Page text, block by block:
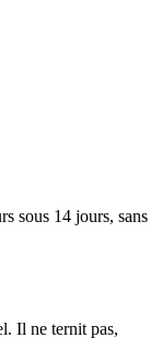
sous 14 jours, sans
Il ne ternit pas,